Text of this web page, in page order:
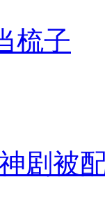
梳子
剧被